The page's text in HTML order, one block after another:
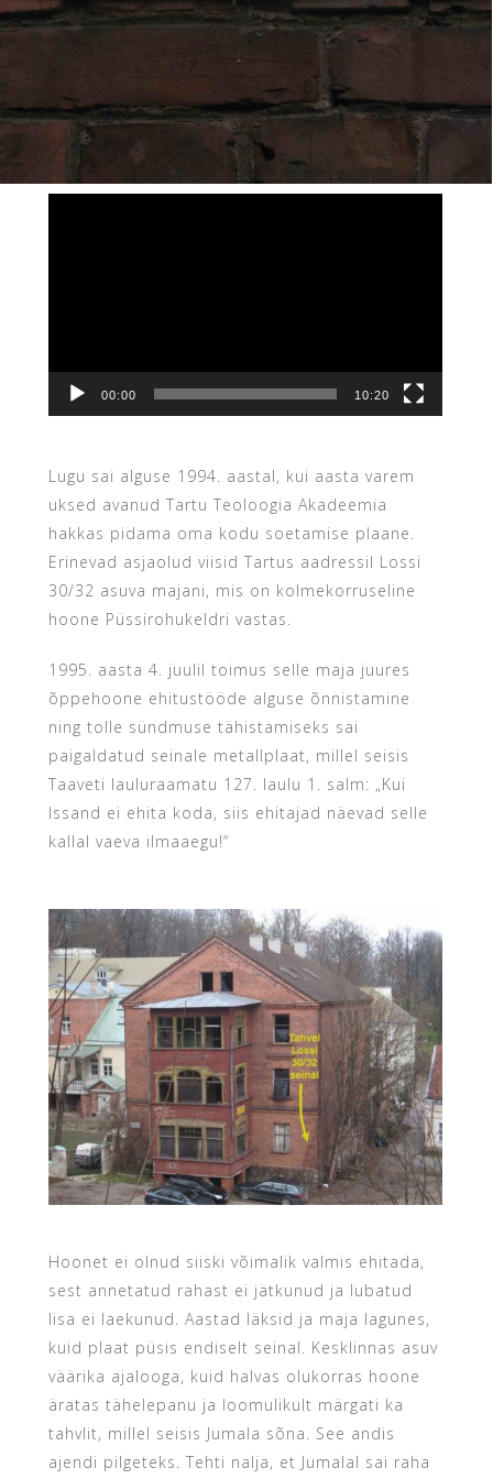
00:00 10:20
Lugu sai alguse 1994. aastal, kui aasta varem
uksed avanud Tartu Teoloogia Akadeemia
hakkas pidama oma kodu soetamise plaane.
Erinevad asjaolud viisid Tartus aadressil Lossi
30/32 asuva majani, mis on kolmekorruseline
hoone Püssirohukeldri vastas.
1995. aasta 4. juulil toimus selle maja juures
õppehoone ehitustööde alguse õnnistamine
ning tolle sündmuse tähistamiseks sai
paigaldatud seinale metallplaat, millel seisis
Taaveti lauluraamatu 127. laulu 1. salm: „Kui
Issand ei ehita koda, siis ehitajad näevad selle
kallal vaeva ilmaaegu!“
Hoonet ei olnud siiski võimalik valmis ehitada,
sest annetatud rahast ei jätkunud ja lubatud
lisa ei laekunud. Aastad läksid ja maja lagunes,
kuid plaat püsis endiselt seinal. Kesklinnas asuv
väärika ajalooga, kuid halvas olukorras hoone
äratas tähelepanu ja loomulikult märgati ka
tahvlit, millel seisis Jumala sõna. See andis
ajendi pilgeteks. Tehti nalja, et Jumalal sai raha